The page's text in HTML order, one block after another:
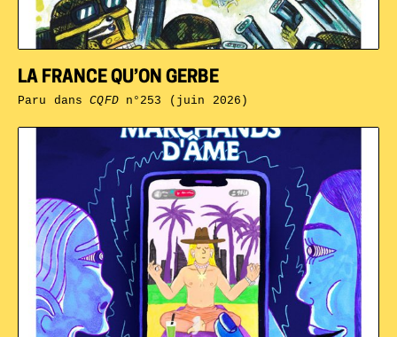
LA FRANCE QU’ON GERBE
Paru dansCQFDn°253 (juin 2026)